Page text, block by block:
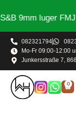
9mm luger FMJ
082321794
Mo-Fr 09:00-12:00
Junkersstraße 7,
0